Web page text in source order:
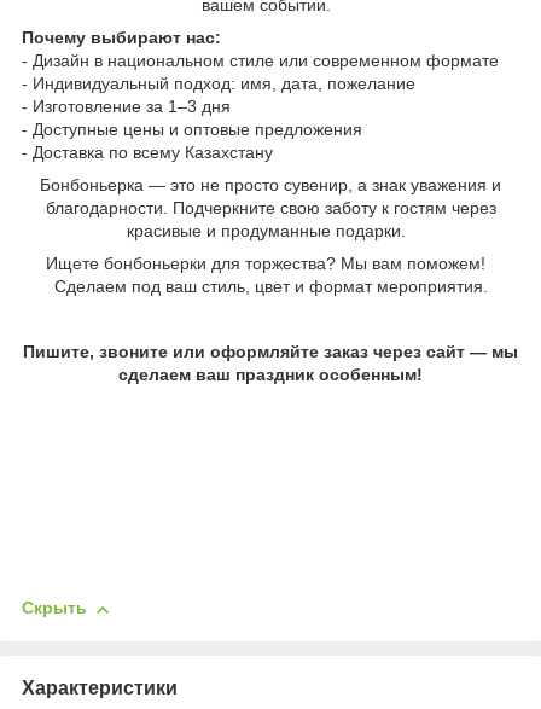
вашем событии.
Почему выбирают нас:
- Дизайн в национальном стиле или современном формате
- Индивидуальный подход: имя, дата, пожелание
- Изготовление за 1–3 дня
- Доступные цены и оптовые предложения
- Доставка по всему Казахстану
Бонбоньерка — это не просто сувенир, а знак уважения и
благодарности. Подчеркните свою заботу к гостям через
красивые и продуманные подарки.
Ищете бонбоньерки для торжества? Мы вам поможем!
Сделаем под ваш стиль, цвет и формат мероприятия.
Пишите, звоните или оформляйте заказ через сайт — мы
сделаем ваш праздник особенным!
Скрыть
Характеристики